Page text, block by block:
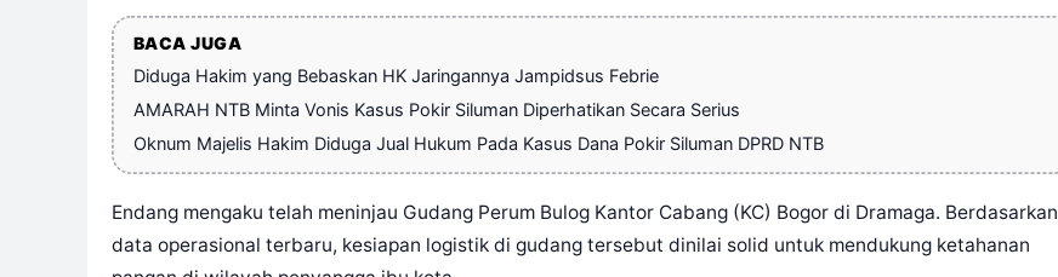
BACA JUGA
Diduga Hakim yang Bebaskan HK Jaringannya Jampidsus Febrie
AMARAH NTB Minta Vonis Kasus Pokir Siluman Diperhatikan Secara Serius
Oknum Majelis Hakim Diduga Jual Hukum Pada Kasus Dana Pokir Siluman DPRD NTB
Endang mengaku telah meninjau Gudang Perum Bulog Kantor Cabang (KC) Bogor di Dramaga. Berdasarkan
data operasional terbaru, kesiapan logistik di gudang tersebut dinilai solid untuk mendukung ketahanan